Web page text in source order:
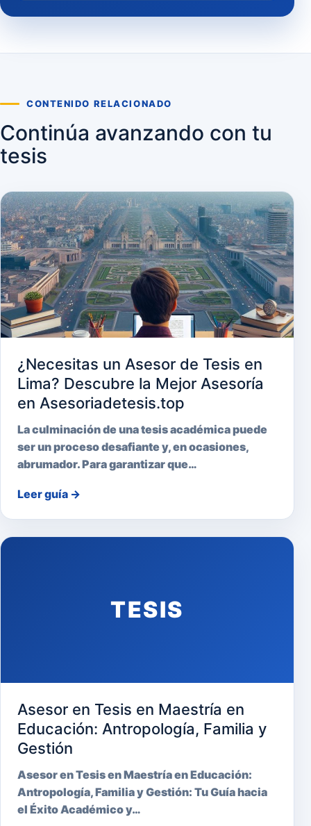
CONTENIDO RELACIONADO
Continúa avanzando con tu
tesis
¿Necesitas un Asesor de Tesis en
Lima? Descubre la Mejor Asesoría
en Asesoriadetesis.top
La culminación de una tesis académica puede
ser un proceso desafiante y, en ocasiones,
abrumador. Para garantizar que…
Leer guía →
TESIS
Asesor en Tesis en Maestría en
Educación: Antropología, Familia y
Gestión
Asesor en Tesis en Maestría en Educación:
Antropología, Familia y Gestión: Tu Guía hacia
el Éxito Académico y…